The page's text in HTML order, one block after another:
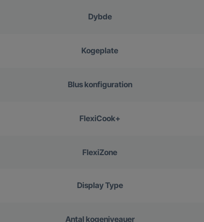
Dybde
Kogeplate
Blus konfiguration
FlexiCook+
FlexiZone
Display Type
Antal kogeniveauer